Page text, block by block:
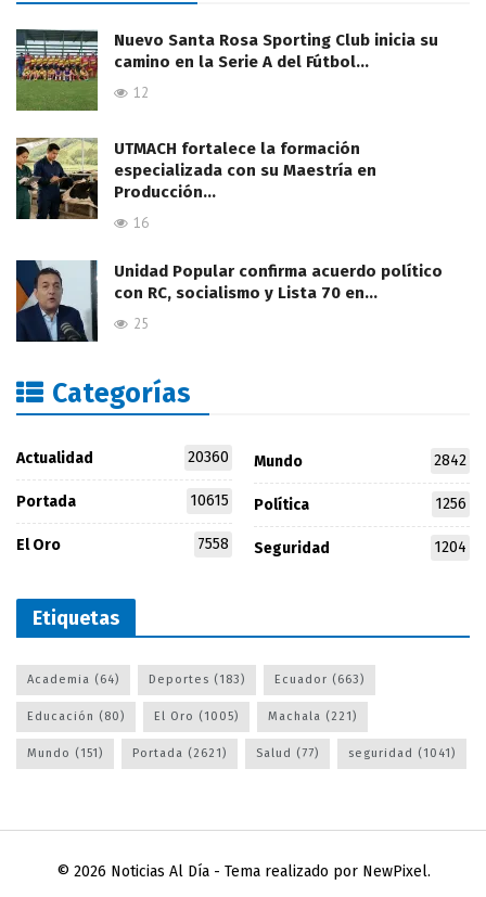
Nuevo Santa Rosa Sporting Club inicia su
camino en la Serie A del Fútbol…
12
UTMACH fortalece la formación
especializada con su Maestría en
Producción…
16
Unidad Popular confirma acuerdo político
con RC, socialismo y Lista 70 en…
25
Categorías
Actualidad 20360
Portada 10615
El Oro 7558
Mundo 2842
Política 1256
Seguridad 1204
Etiquetas
Academia (64) Deportes (183) Ecuador (663)
Educación (80) El Oro (1005) Machala (221)
Mundo (151) Portada (2621) Salud (77) seguridad (1041)
© 2026 Noticias Al Día- Tema realizado por NewPixel.